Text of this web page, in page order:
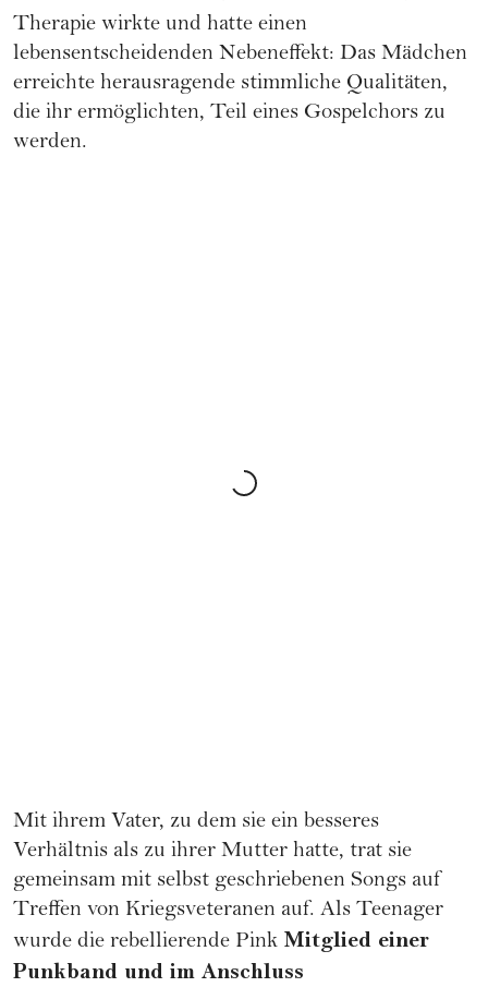
Therapie wirkte und hatte einen
lebensentscheidenden Nebeneffekt: Das Mädchen
erreichte herausragende stimmliche Qualitäten,
die ihr ermöglichten, Teil eines Gospelchors zu
werden.
Mit ihrem Vater, zu dem sie ein besseres
Verhältnis als zu ihrer Mutter hatte, trat sie
gemeinsam mit selbst geschriebenen Songs auf
Treffen von Kriegsveteranen auf. Als Teenager
wurde die rebellierende Pink Mitglied einer
Punkband und im Anschluss